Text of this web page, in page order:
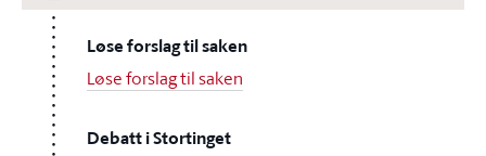
Løse forslag til saken
Løse forslag til saken
Debatt i Stortinget